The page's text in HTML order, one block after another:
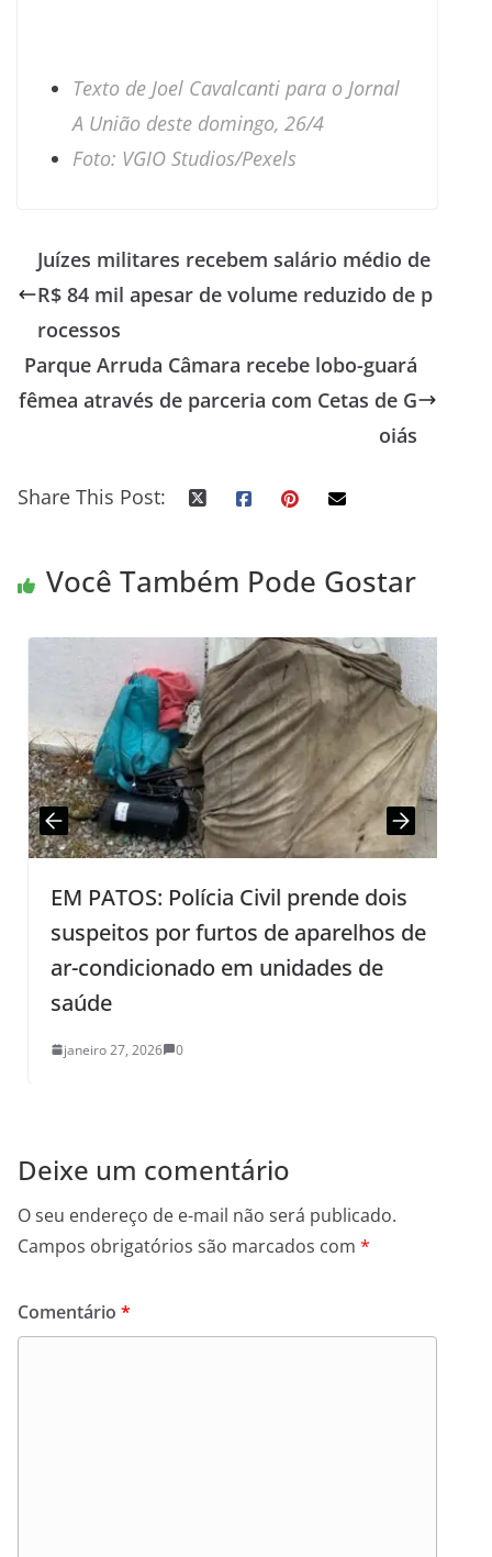
Texto de Joel Cavalcanti para o Jornal
A União deste domingo, 26/4
Foto: VGIO Studios/Pexels
Juízes militares recebem salário médio de
R$ 84 mil apesar de volume reduzido de p
rocessos
Parque Arruda Câmara recebe lobo-guará
fêmea através de parceria com Cetas de G
oiás
Share This Post:
Você Também Pode Gostar
EM PATOS: Polícia Civil prende dois
suspeitos por furtos de aparelhos de
ar-condicionado em unidades de
saúde
janeiro 27, 2026 0
Deixe um comentário
O seu endereço de e-mail não será publicado.
Campos obrigatórios são marcados com *
Comentário *